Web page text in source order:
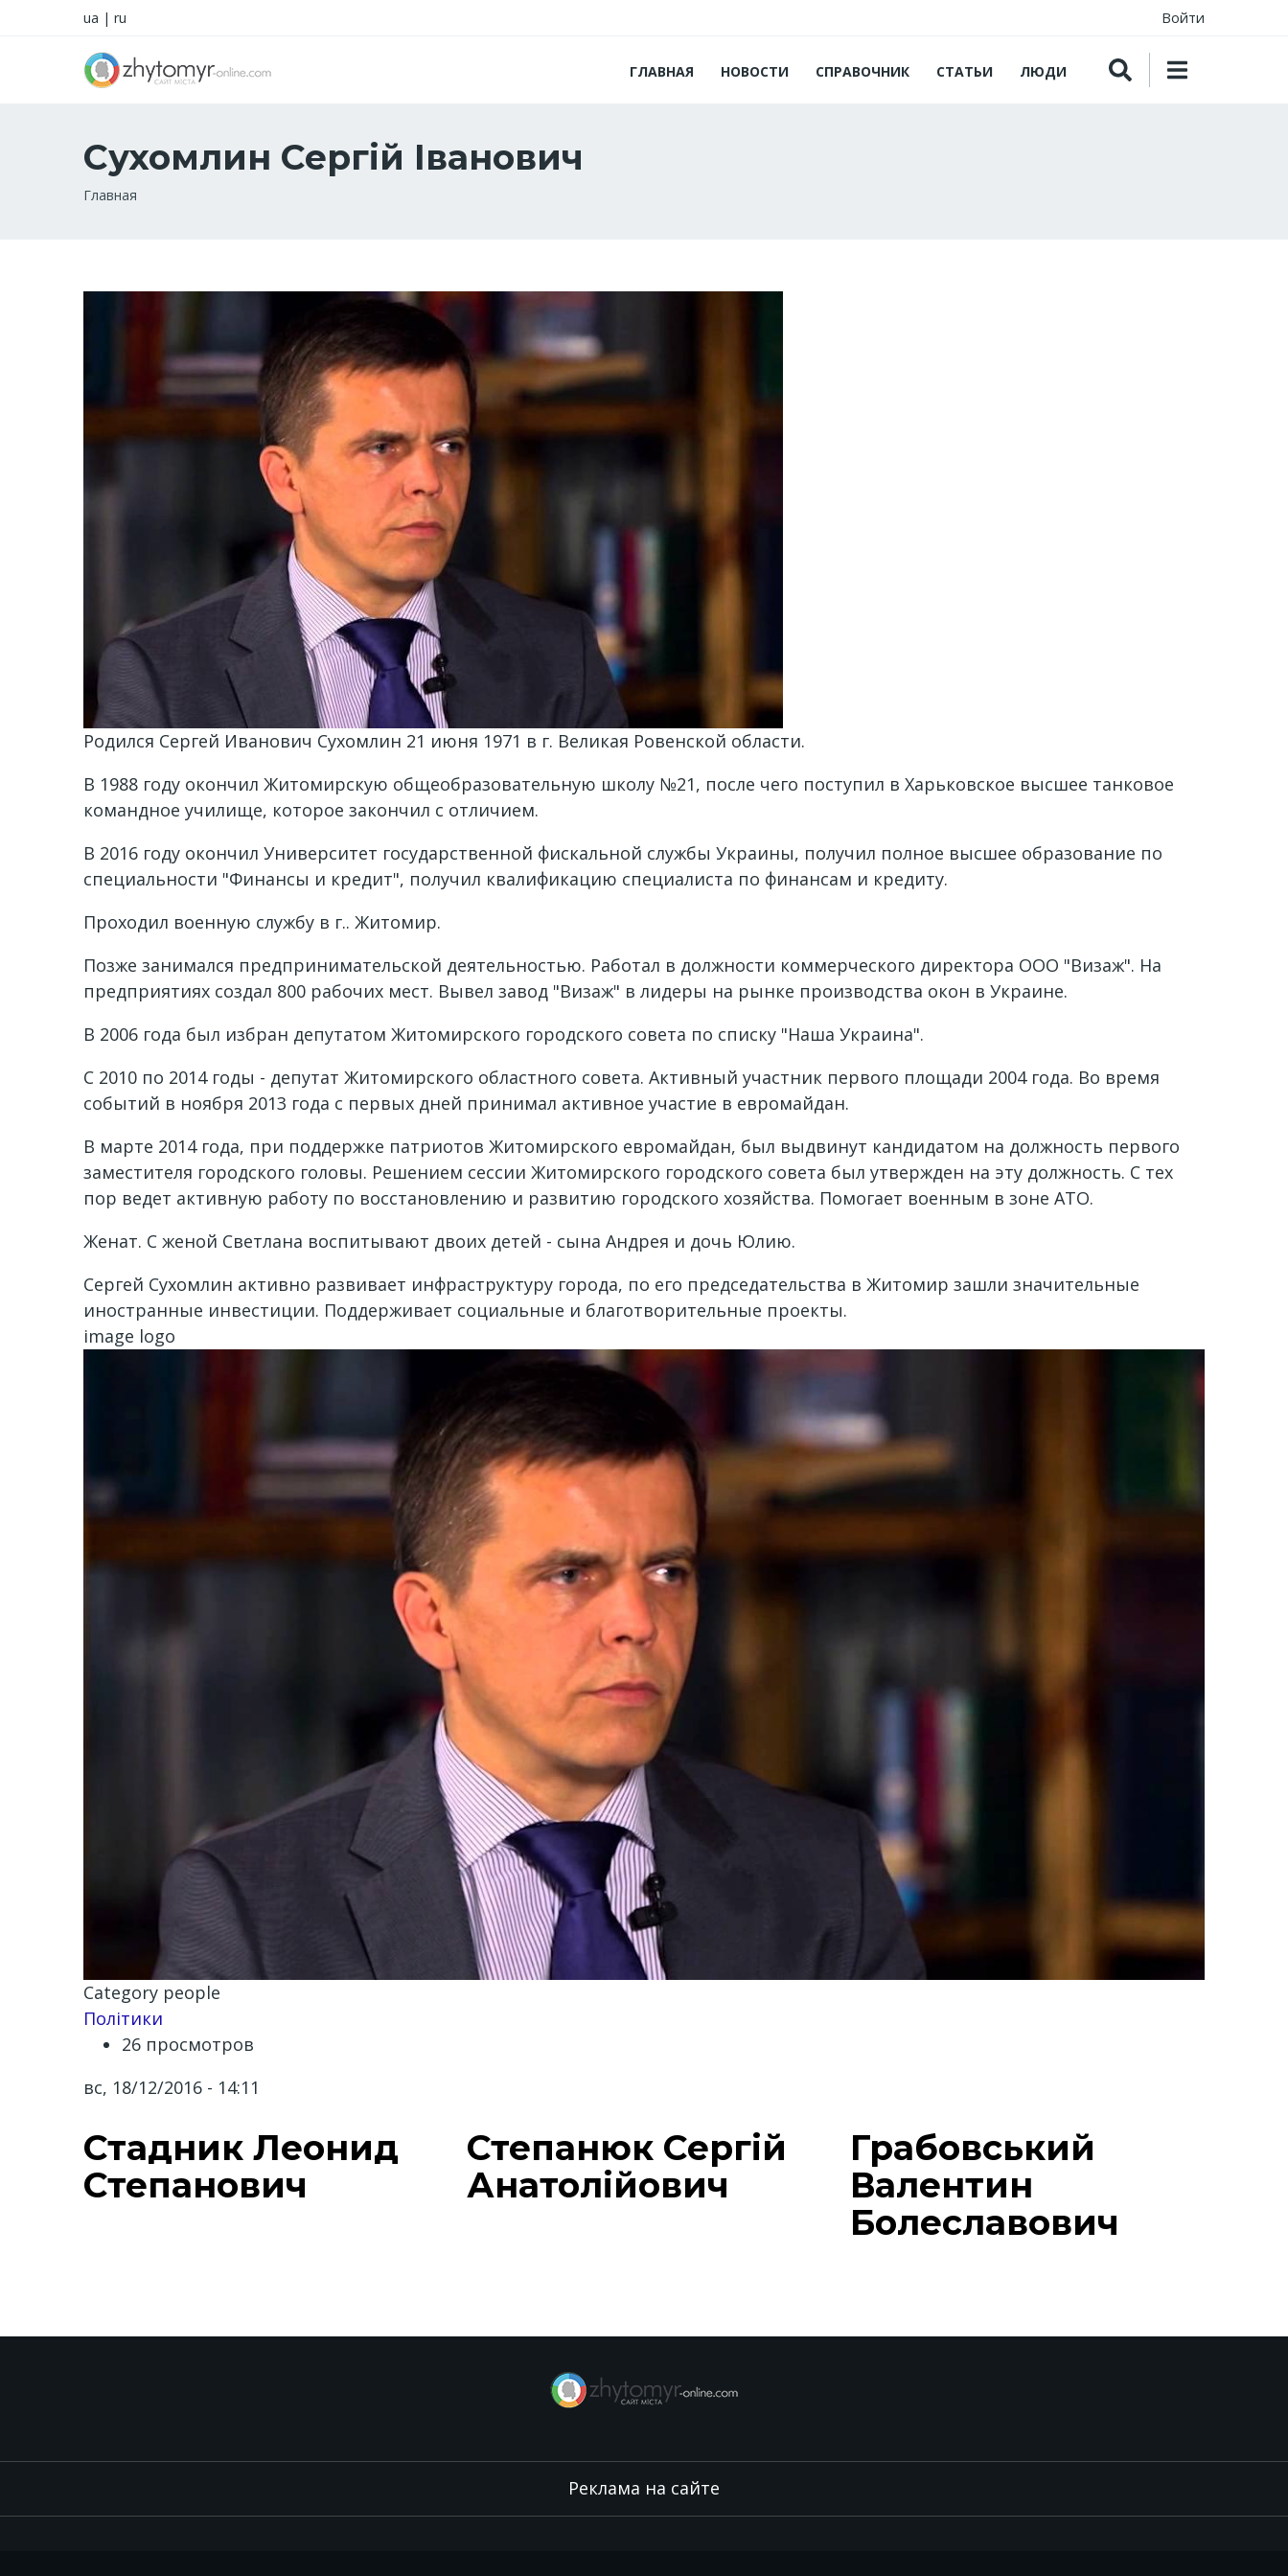
ua | ru Войти
ГЛАВНАЯ НОВОСТИ СПРАВОЧНИК СТАТЬИ ЛЮДИ
Сухомлин Сергій Іванович
Строка
Главная
Родился Сергей Иванович Сухомлин 21 июня 1971 в г. Великая Ровенской области.
В 1988 году окончил Житомирскую общеобразовательную школу №21, после чего поступил в Харьковское высшее танковое
командное училище, которое закончил с отличием.
В 2016 году окончил Университет государственной фискальной службы Украины, получил полное высшее образование по
специальности "Финансы и кредит", получил квалификацию специалиста по финансам и кредиту.
Проходил военную службу в г.. Житомир.
Позже занимался предпринимательской деятельностью. Работал в должности коммерческого директора ООО "Визаж". На
предприятиях создал 800 рабочих мест. Вывел завод "Визаж" в лидеры на рынке производства окон в Украине.
В 2006 года был избран депутатом Житомирского городского совета по списку "Наша Украина".
С 2010 по 2014 годы - депутат Житомирского областного совета. Активный участник первого площади 2004 года. Во время
событий в ноября 2013 года с первых дней принимал активное участие в евромайдан.
В марте 2014 года, при поддержке патриотов Житомирского евромайдан, был выдвинут кандидатом на должность первого
заместителя городского головы. Решением сессии Житомирского городского совета был утвержден на эту должность. С тех
пор ведет активную работу по восстановлению и развитию городского хозяйства. Помогает военным в зоне АТО.
Женат. С женой Светлана воспитывают двоих детей - сына Андрея и дочь Юлию.
Сергей Сухомлин активно развивает инфраструктуру города, по его председательства в Житомир зашли значительные
иностранные инвестиции. Поддерживает социальные и благотворительные проекты.
image logo
Category people
Політики
26 просмотров
вс, 18/12/2016 - 14:11
Стадник Леонид
Степанович
Степанюк Сергій
Анатолійович
Грабовський
Валентин
Болеславович
Реклама на сайте